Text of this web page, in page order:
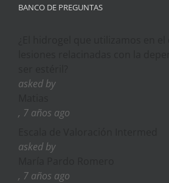
BANCO DE PREGUNTAS
asked by
, 7 años ago
asked by
, 7 años ago